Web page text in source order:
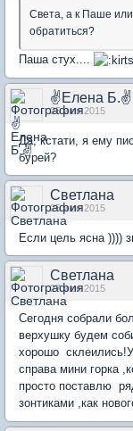
Света, а к Паше
обратиться?
Паша стух....
✌Елена Б.✌
25 июн 2015
Да, кстати, я ему
бурей?
Светлана
25 июн 2015
Если цель ясна ))))
Светлана
27 июн 2015
Сегодня собрали
верхушку будем
хорошо
справа мини горка
просто поставлю
зонтиками ,как